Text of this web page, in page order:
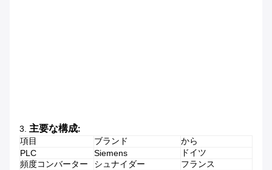
3. 主要な構成:
項目
ブランド
から
PLC
Siemens
ドイツ
頻度コンバーター
シュナイダー
フランス